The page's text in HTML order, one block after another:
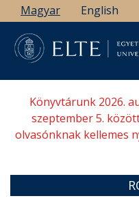
Ugrás
a
tartalomra
Magyar English
Könyvtárunk 2026.
szeptember 5.
olvasónknak kellemes